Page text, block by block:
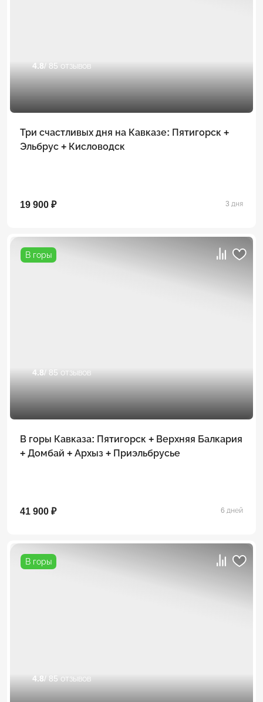
4.8/ 85 отзывов
Три счастливых дня на Кавказе: Пятигорск +
Эльбрус + Кисловодск
19 900 ₽ 3 дня
В горы
4.8/ 85 отзывов
В горы Кавказа: Пятигорск + Верхняя Балкария
+ Домбай + Архыз + Приэльбрусье
41 900 ₽ 6 дней
В горы
4.8/ 85 отзывов